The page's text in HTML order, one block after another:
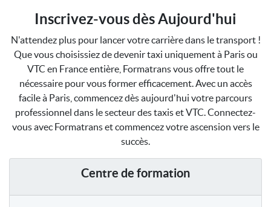
Inscrivez-vous dès Aujourd'hui
N'attendez plus pour lancer votre carrière dans le transport !
Que vous choisissiez de devenir taxi uniquement à Paris ou
VTC en France entière, Formatrans vous offre tout le
nécessaire pour vous former efficacement. Avec un accès
facile à Paris, commencez dès aujourd'hui votre parcours
professionnel dans le secteur des taxis et VTC. Connectez-
vous avec Formatrans et commencez votre ascension vers le
succès.
Centre de formation